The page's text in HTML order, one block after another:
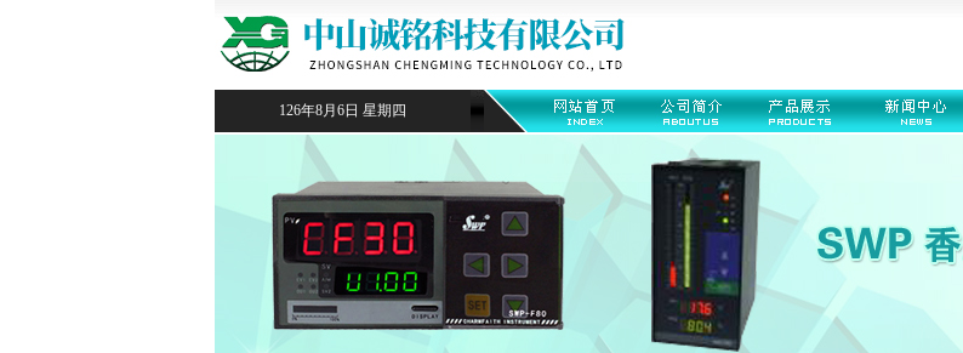
126年8月6日 星期四